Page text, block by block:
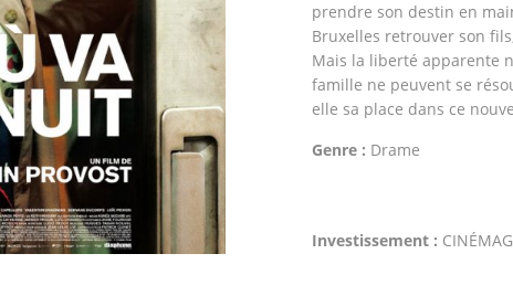
prendre son destin en
Bruxelles retrouver son
Mais la liberté apparente
famille ne peuvent se
elle sa place dans ce
Genre : Drame
Investissement :